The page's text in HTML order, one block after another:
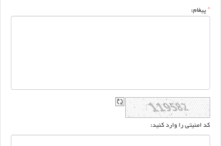
*پیغام:
کد امنیتی را وارد کنید: